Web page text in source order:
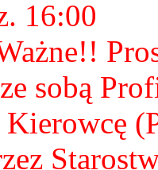
16:00
sobą
Kierowcę